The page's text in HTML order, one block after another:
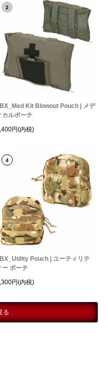
2
Kit Blowout Pouch | メデ
カルポーチ
円(内税)
4
Pouch | ユーティリテ
ー ポーチ
円(内税)
る